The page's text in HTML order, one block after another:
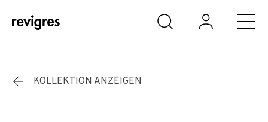
Zum Hauptinhalt springen
KOLLEKTION ANZEIGEN